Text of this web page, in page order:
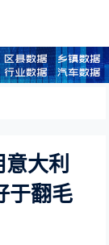
大利
于翻毛